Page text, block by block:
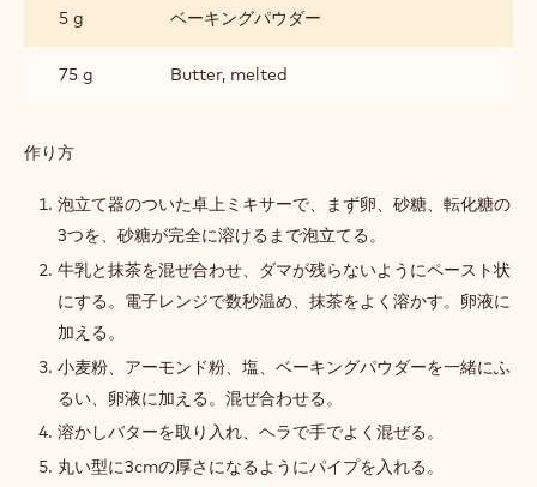
5 g ベーキングパウダー
75 g Butter, melted
作り方
茶
ー
キ
泡立て器のついた卓上ミキサーで、まず卵、砂糖、転化糖の
3つを、砂糖が完全に溶けるまで泡立てる。
牛乳と抹茶を混ぜ合わせ、ダマが残らないようにペースト状
にする。電子レンジで数秒温め、抹茶をよく溶かす。卵液に
加える。
小麦粉、アーモンド粉、塩、ベーキングパウダーを一緒にふ
るい、卵液に加える。混ぜ合わせる。
溶かしバターを取り入れ、ヘラで手でよく混ぜる。
丸い型に3cmの厚さになるようにパイプを入れる。